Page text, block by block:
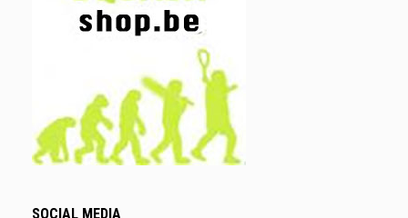
SOCIAL MEDIA